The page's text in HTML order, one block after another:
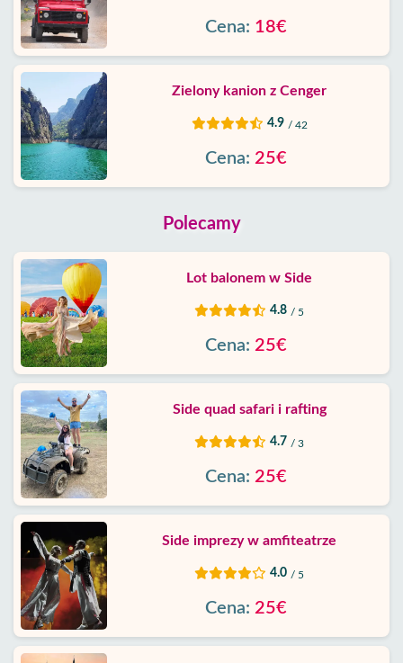
Cena: 18€
Zielony kanion z Cenger
4.9 / 42
Cena: 25€
Polecamy
Lot balonem w Side
4.8 / 5
Cena: 25€
Side quad safari i rafting
4.7 / 3
Cena: 25€
Side imprezy w amfiteatrze
4.0 / 5
Cena: 25€